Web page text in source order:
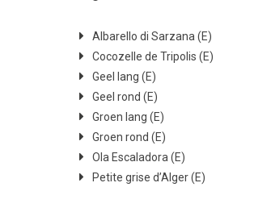
Albarello di Sarzana (E)
Cocozelle de Tripolis (E)
Geel lang (E)
Geel rond (E)
Groen lang (E)
Groen rond (E)
Ola Escaladora (E)
Petite grise d’Alger (E)